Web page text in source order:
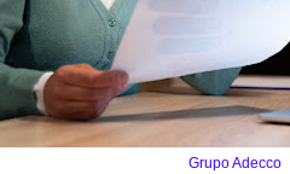
Grupo Adecco